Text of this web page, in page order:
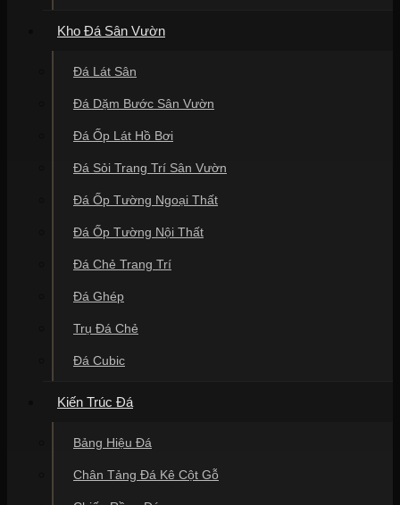
Kho Đá Sân Vườn
Đá Lát Sân
Đá Dặm Bước Sân Vườn
Đá Ốp Lát Hồ Bơi
Đá Sỏi Trang Trí Sân Vườn
Đá Ốp Tường Ngoại Thất
Đá Ốp Tường Nội Thất
Đá Chẻ Trang Trí
Đá Ghép
Trụ Đá Chẻ
Đá Cubic
Kiến Trúc Đá
Bảng Hiệu Đá
Chân Tảng Đá Kê Cột Gỗ